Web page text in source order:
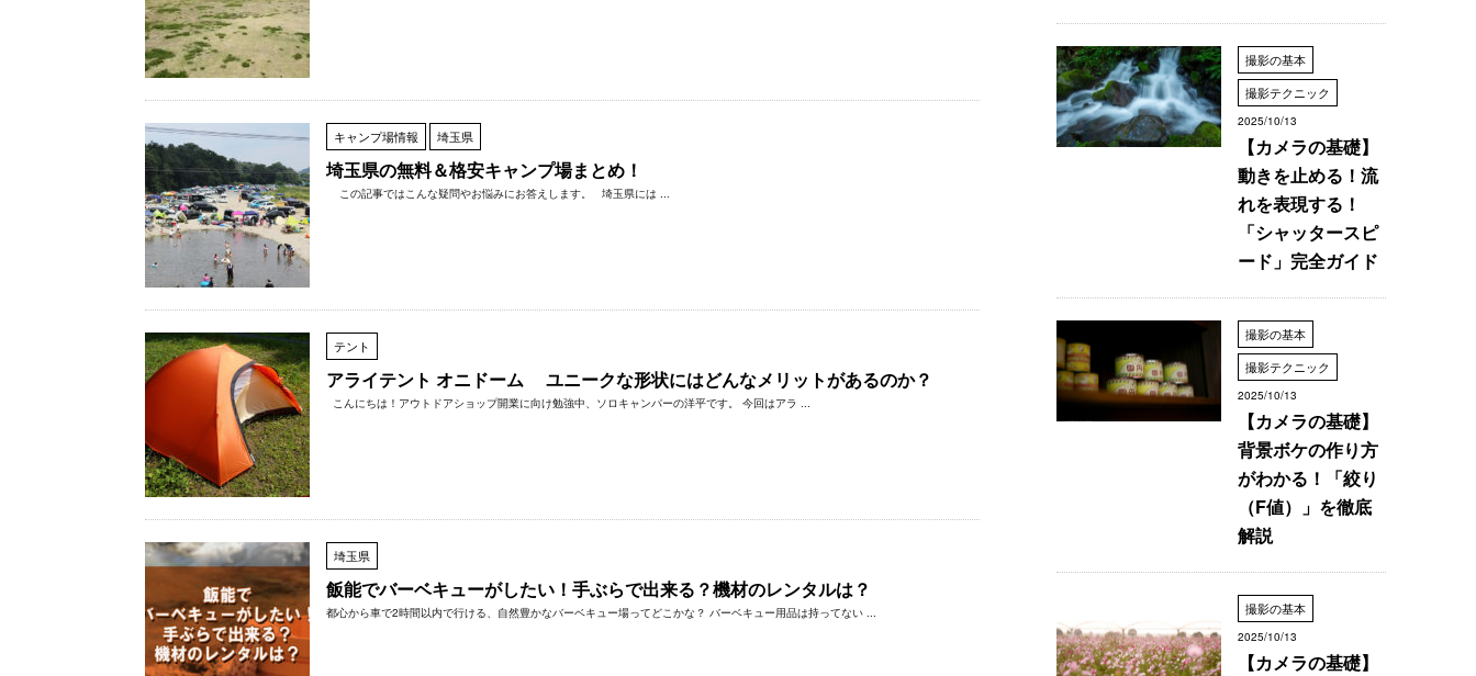
キャンプ場情報 埼玉県
埼玉県の無料＆格安キャンプ場まとめ！
この記事ではこんな疑問やお悩みにお答えします。 埼玉県には ...
テント
アライテント オニドーム ユニークな形状にはどんなメリットがあるのか？
こんにちは！アウトドアショップ開業に向け勉強中、ソロキャンパーの洋平です。 今回はアラ ...
埼玉県
飯能でバーベキューがしたい！手ぶらで出来る？機材のレンタルは？
都心から車で2時間以内で行ける、自然豊かなバーベキュー場ってどこかな？ バーベキュー用品は持ってない ...
撮影の基本
撮影テクニック
2025/10/13
【カメラの基礎】
動きを止める！流
れを表現する！
「シャッタースピ
ード」完全ガイド
撮影の基本
撮影テクニック
2025/10/13
【カメラの基礎】
背景ボケの作り方
がわかる！「絞り
（F値）」を徹底
解説
撮影の基本
2025/10/13
【カメラの基礎】